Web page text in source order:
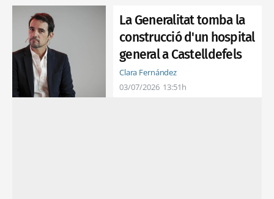
La Generalitat tomba la
construcció d'un hospital
general a Castelldefels
Clara Fernández
03/07/2026 13:51h